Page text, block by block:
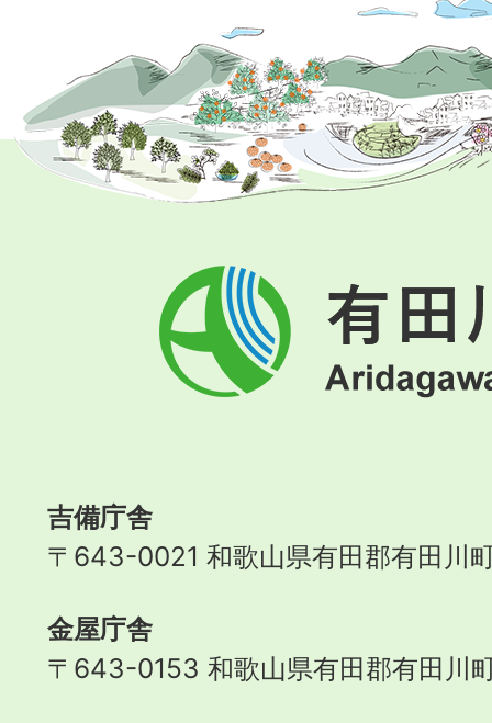
有
田
川
町
吉備庁舎
〒643-0021 和歌山県有田郡有田川
金屋庁舎
〒643-0153 和歌山県有田郡有田川